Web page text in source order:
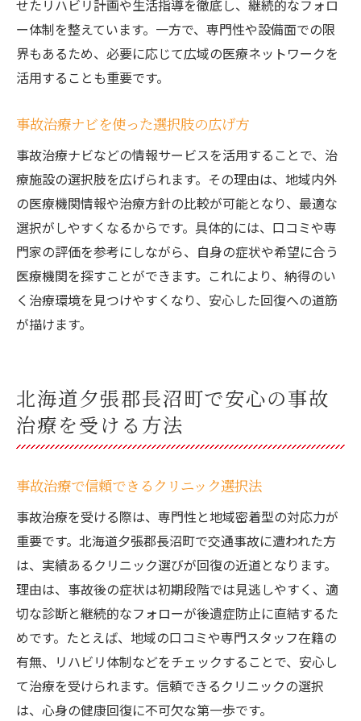
事故治療方針の説明で注目すべきポイント
事故治療で納得いく選択をするための流れ
事故治療ナビで情報を整理し比較しよう
事故治療方針を決める上での家族のサポー
ト
事故治療後の安心感を得るための工夫
せたリハビリ計画や生活指導を徹底し、継続的なフォロ
ー体制を整えています。一方で、専門性や設備面での限
界もあるため、必要に応じて広域の医療ネットワークを
活用することも重要です。
事故治療ナビを使った選択肢の広げ方
事故治療ナビなどの情報サービスを活用することで、治
療施設の選択肢を広げられます。その理由は、地域内外
の医療機関情報や治療方針の比較が可能となり、最適な
選択がしやすくなるからです。具体的には、口コミや専
門家の評価を参考にしながら、自身の症状や希望に合う
医療機関を探すことができます。これにより、納得のい
く治療環境を見つけやすくなり、安心した回復への道筋
が描けます。
北海道夕張郡長沼町で安心の事故
治療を受ける方法
事故治療で信頼できるクリニック選択法
事故治療を受ける際は、専門性と地域密着型の対応力が
重要です。北海道夕張郡長沼町で交通事故に遭われた方
は、実績あるクリニック選びが回復の近道となります。
理由は、事故後の症状は初期段階では見逃しやすく、適
切な診断と継続的なフォローが後遺症防止に直結するた
めです。たとえば、地域の口コミや専門スタッフ在籍の
有無、リハビリ体制などをチェックすることで、安心し
て治療を受けられます。信頼できるクリニックの選択
は、心身の健康回復に不可欠な第一歩です。